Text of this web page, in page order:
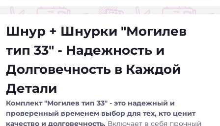
Шнур + Шнурки "Могилев
тип 33" - Надежность и
Долговечность в Каждой
Детали
Комплект "Могилев тип 33" - это надежный и
проверенный временем выбор для тех, кто ценит
качество и долговечность. Включает в себя прочный